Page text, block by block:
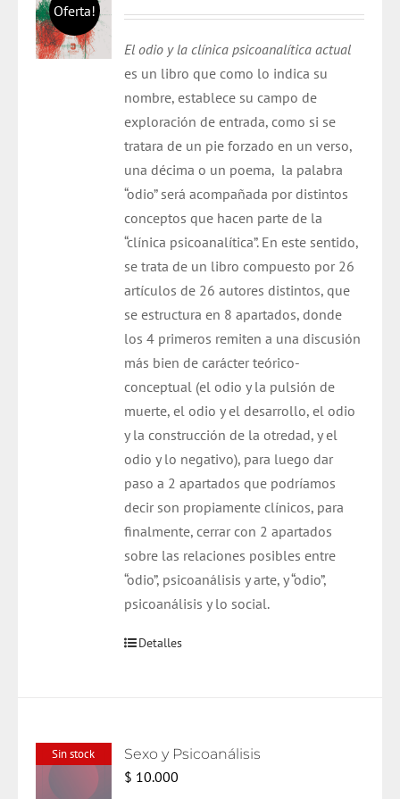
Oferta!
era:
$ 30.000.
es:
$ 28.000.
El odio y la clínica psicoanalítica actual
es un libro que como lo indica su
nombre, establece su campo de
exploración de entrada, como si se
tratara de un pie forzado en un verso,
una décima o un poema, la palabra
“odio” será acompañada por distintos
conceptos que hacen parte de la
“clínica psicoanalítica”. En este sentido,
se trata de un libro compuesto por 26
artículos de 26 autores distintos, que
se estructura en 8 apartados, donde
los 4 primeros remiten a una discusión
más bien de carácter teórico-
conceptual (el odio y la pulsión de
muerte, el odio y el desarrollo, el odio
y la construcción de la otredad, y el
odio y lo negativo), para luego dar
paso a 2 apartados que podríamos
decir son propiamente clínicos, para
finalmente, cerrar con 2 apartados
sobre las relaciones posibles entre
“odio”, psicoanálisis y arte, y “odio”,
psicoanálisis y lo social.
Detalles
Sin stock Sexo y Psicoanálisis
$ 10.000